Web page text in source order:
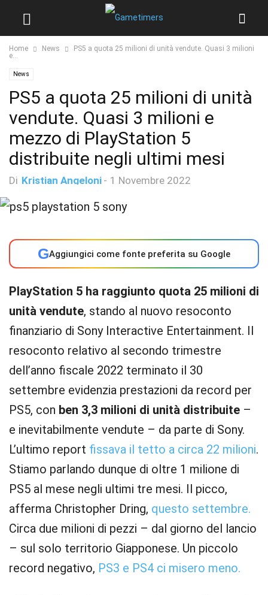
Home News
PS5 a quota 25 milioni di unità vendute. Quasi 3 milioni
e...
News
PS5 a quota 25 milioni di unità
vendute. Quasi 3 milioni e
mezzo di PlayStation 5
distribuite negli ultimi mesi
Di Kristian Angeloni - 1 Novembre 2022
GAggiungici come fonte preferita su Google
PlayStation 5 ha raggiunto quota 25 milioni di
unità vendute, stando al nuovo resoconto
finanziario di Sony Interactive Entertainment. Il
resoconto relativo al secondo trimestre
dell’anno fiscale 2022 terminato il 30
settembre evidenzia prestazioni da record per
PS5, con ben 3,3 milioni di unità distribuite –
e inevitabilmente vendute – da parte di Sony.
L’ultimo report fissava il tetto a circa 22 milioni.
Stiamo parlando dunque di oltre 1 milione di
PS5 al mese negli ultimi tre mesi. Il picco,
afferma Christopher Dring, questo settembre.
Circa due milioni di pezzi – dal giorno del lancio
– sul solo territorio Giapponese. Un piccolo
record negativo, PS3 e PS4 ci misero meno.